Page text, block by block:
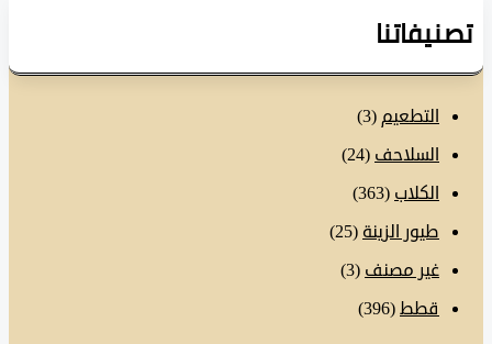
التطعيم(3)
السلاحف(24)
الكلاب(363)
طيور الزينة (25)
غير مصنف(3)
قطط
(396)